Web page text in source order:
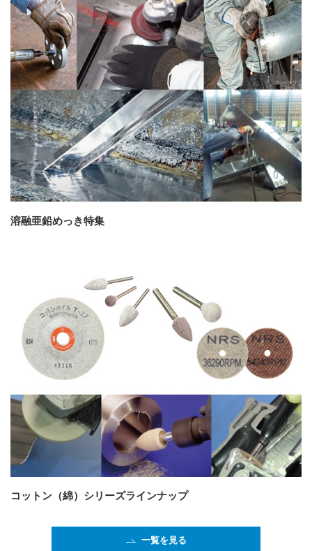
溶融亜鉛めっき特集
コットン（綿）シリーズラインナップ
一覧を見る